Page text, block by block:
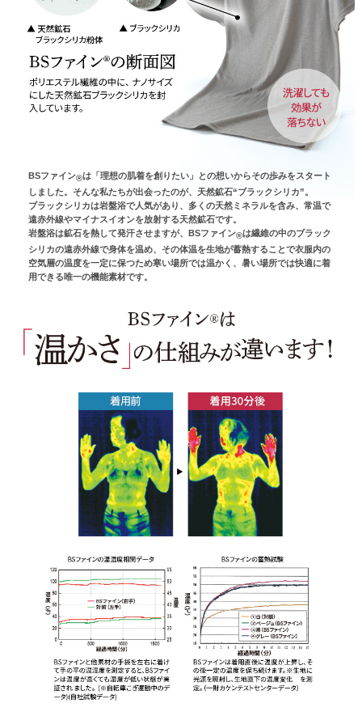
BSファイン®は「理想の肌着を創りたい」との想いからその歩みをスタート
しました。そんな私たちが出会ったのが、天然鉱石“ブラックシリカ”。
ブラックシリカは岩盤浴で人気があり、多くの天然ミネラルを含み、常温で
遠赤外線やマイナスイオンを放射する天然鉱石です。
岩盤浴は鉱石を熱して発汗させますが、BSファイン®は繊維の中のブラック
シリカの遠赤外線で身体を温め、その体温を生地が蓄熱することで衣服内の
空気層の温度を一定に保つため寒い場所では温かく、暑い場所では快適に着
用できる唯一の機能素材です。